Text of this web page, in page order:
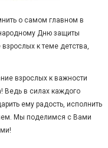
о самом главном в
Дню защиты
к теме детства,
взрослых к важности
Ведь в силах каждого
ему радость, исполнить
Мы поделимся с Вами